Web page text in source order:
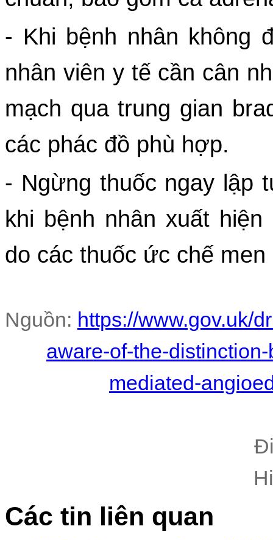
- Khi bệnh nhân không
nhân viên y tế cần cân
mạch qua trung gian
các phác đồ phù hợp.
- Ngừng thuốc ngay lập
khi bệnh nhân xuất
do các thuốc ức chế men
Nguồn: https://www.gov.uk/
aware-of-the-
mediated-
Các tin liên quan